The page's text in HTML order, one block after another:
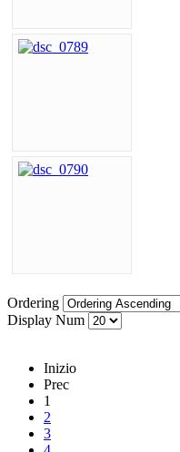
Ordering
Display Num
Inizio
Prec
1
2
3